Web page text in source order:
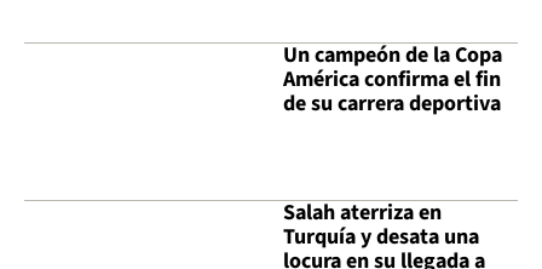
Un campeón de la Copa
América confirma el fin
de su carrera deportiva
Salah aterriza en
Turquía y desata una
locura en su llegada a